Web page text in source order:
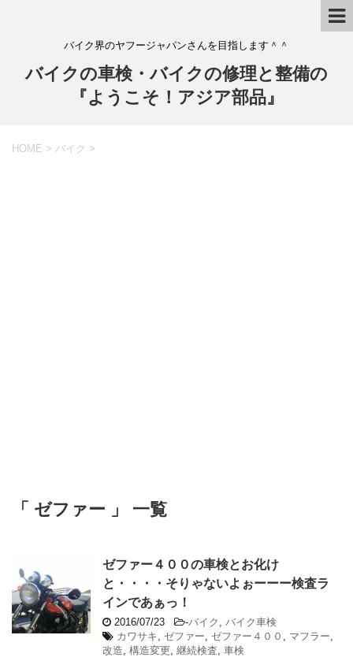
バイク界のヤフージャパンさんを目指します＾＾
バイクの車検・バイクの修理と整備の
『ようこそ！アジア部品』
HOME > バイク >
「 ゼファー 」 一覧
ゼファー４００の車検とお化け
と・・・・そりゃないよぉーーー検査ラ
インであぁっ！
2016/07/23 -バイク
バイク車検
カワサキ ゼファー ゼファー４００ マフラー
改造 構造変更 継続検査 車検